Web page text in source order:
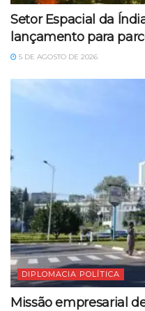
Setor Espacial da
lançamento para
5 DE AGOSTO DE 2026
DIPLOMACIA POLÍTICA
Missão empresarial